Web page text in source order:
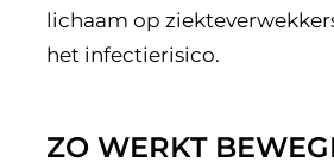
lichaam op
het infectierisico.
ZO WERKT